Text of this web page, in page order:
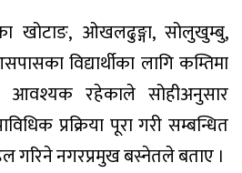
खोटाङ, ओखलढुङ्गा, सोलुखुम्बु,
विद्यार्थीका लागि कम्तिमा
रहेकाले सोहीअनुसार
प्रक्रिया पूरा गरी सम्बन्धित
गरिने नगरप्रमुख बस्नेतले बताए ।